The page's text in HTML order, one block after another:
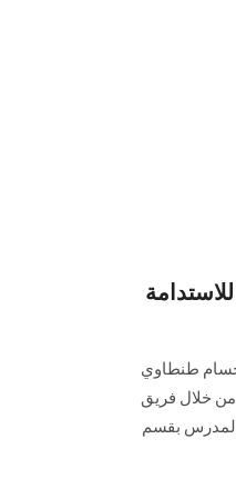
حسام طنطاوي
من خلال فريق
بقسم